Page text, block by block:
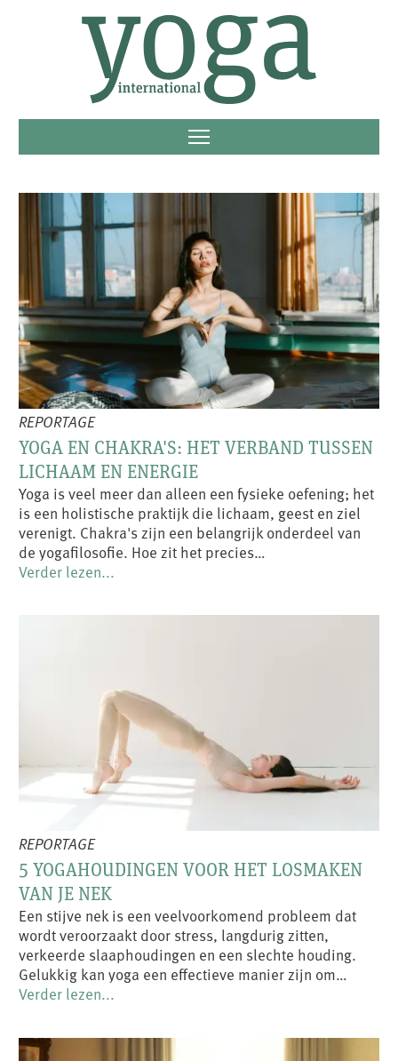
REPORTAGE
YOGA EN CHAKRA'S: HET VERBAND TUSSEN
LICHAAM EN ENERGIE
Yoga is veel meer dan alleen een fysieke oefening; het
is een holistische praktijk die lichaam, geest en ziel
verenigt. Chakra's zijn een belangrijk onderdeel van
de yogafilosofie. Hoe zit het precies…
Verder lezen...
REPORTAGE
5 YOGAHOUDINGEN VOOR HET LOSMAKEN
VAN JE NEK
Een stijve nek is een veelvoorkomend probleem dat
wordt veroorzaakt door stress, langdurig zitten,
verkeerde slaaphoudingen en een slechte houding.
Gelukkig kan yoga een effectieve manier zijn om…
Verder lezen...